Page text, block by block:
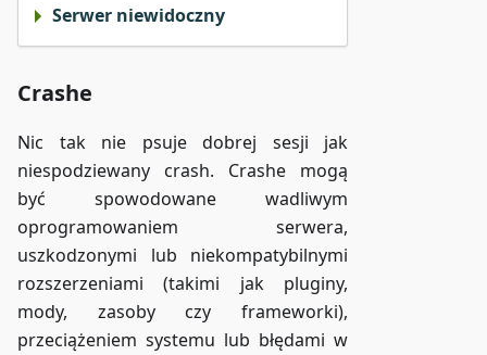
Serwer niewidoczny
Crashe
Nic tak nie psuje dobrej sesji jak
niespodziewany crash. Crashe mogą
być spowodowane wadliwym
oprogramowaniem serwera,
uszkodzonymi lub niekompatybilnymi
rozszerzeniami (takimi jak pluginy,
mody, zasoby czy frameworki),
przeciążeniem systemu lub błędami w